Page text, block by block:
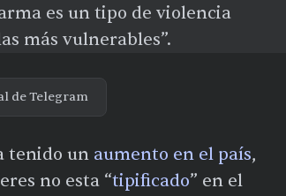
es un tipo de violencia
más vulnerables”.
de Telegram
tenido un aumento en el país,
no esta “tipificado” en el